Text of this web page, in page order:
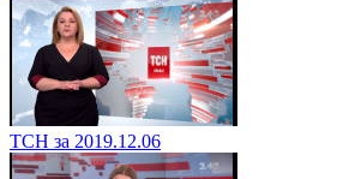
ТСН за 2019.12.06